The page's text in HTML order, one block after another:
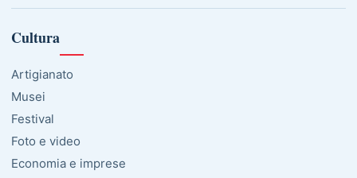
Cultura
Artigianato
Musei
Festival
Foto e video
Economia e imprese